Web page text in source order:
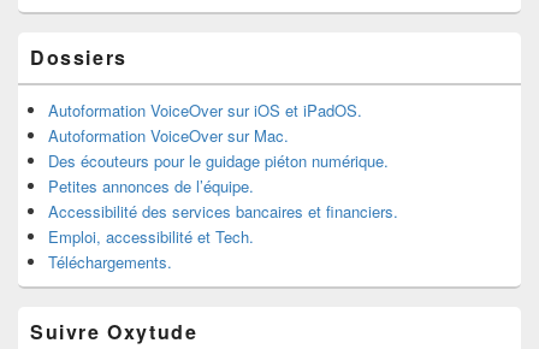
Dossiers
Autoformation VoiceOver sur iOS et iPadOS.
Autoformation VoiceOver sur Mac.
Des écouteurs pour le guidage piéton numérique.
Petites annonces de l’équipe.
Accessibilité des services bancaires et financiers.
Emploi, accessibilité et Tech.
Téléchargements.
Suivre Oxytude